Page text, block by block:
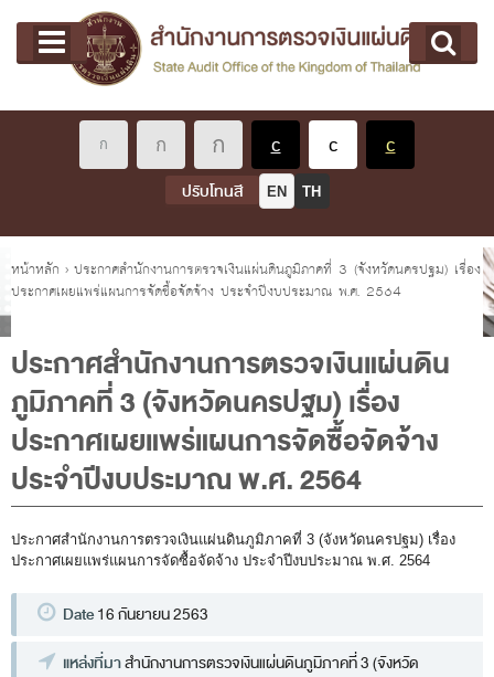
Main menu
หน้าแรก
เกี่ยวกับ คตง.
นโยบายการตรวจเงินแผ่นดิน
หลักเกณฑ์มาตรฐานเกี่ยวกับการตรวจเงินแผ่นดิน
ผู้ว่าการตรวจเงินแผ่นดิน
การบริหารและพัฒนาทรัพยากรบุคคล
ประวัติสำนักงานการตรวจเงินแผ่นดิน
พรป. ว่าด้วยการตรวจเงินแผ่นดิน พ.ศ. 2561
แผนปฏิบัติราชการ ระยะ 5 ปี (พ.ศ. 2566 - 2570)
พระราชดำรัส รัชกาลที่ 9
ผู้บริหารสำนักงานการตรวจเงินแผ่นดิน
รองผู้ว่าการตรวจเงินแผ่นดิน
ผู้ตรวจเงินแผ่นดิน (สตภ.1-15)
ที่ปรึกษาการตรวจเงินแผ่นดิน
ปรับโทนสี EN TH
คุณอยู่ที่
หน้าหลัก › ประกาศสำนักงานการตรวจเงินแผ่นดินภูมิภาคที่ 3 (จังหวัดนครปฐม) เรื่อง
ประกาศเผยแพร่แผนการจัดซื้อจัดจ้าง ประจำปีงบประมาณ พ.ศ. 2564
ประกาศสำนักงานการตรวจเงินแผ่นดิน
ภูมิภาคที่ 3 (จังหวัดนครปฐม) เรื่อง
ประกาศเผยแพร่แผนการจัดซื้อจัดจ้าง
ประจำปีงบประมาณ พ.ศ. 2564
ประกาศสำนักงานการตรวจเงินแผ่นดินภูมิภาคที่ 3 (จังหวัดนครปฐม) เรื่อง
ประกาศเผยแพร่แผนการจัดซื้อจัดจ้าง ประจำปีงบประมาณ พ.ศ. 2564
Date16 กันยายน 2563
แหล่งที่มาสำนักงานการตรวจเงินแผ่นดินภูมิภาคที่ 3 (จังหวัด